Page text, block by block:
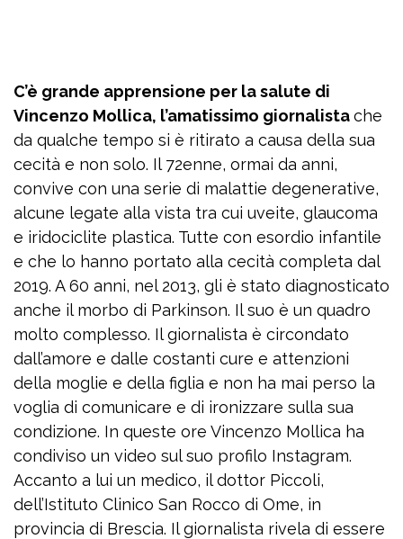
C’è grande apprensione per la salute di
Vincenzo Mollica, l’amatissimo giornalistache
da qualche tempo si è ritirato a causa della sua
cecità e non solo. Il 72enne, ormai da anni,
convive con una serie di malattie degenerative,
alcune legate alla vista tra cui uveite, glaucoma
e iridociclite plastica. Tutte con esordio infantile
e che lo hanno portato alla cecità completa dal
2019. A 60 anni, nel 2013, gli è stato diagnosticato
anche il morbo di Parkinson. Il suo è un quadro
molto complesso. Il giornalista è circondato
dall’amore e dalle costanti cure e attenzioni
della moglie e della figlia e non ha mai perso la
voglia di comunicare e di ironizzare sulla sua
condizione. In queste ore Vincenzo Mollica ha
condiviso un video sul suo profilo Instagram.
Accanto a lui un medico, il dottor Piccoli,
dell’Istituto Clinico San Rocco di Ome, in
provincia di Brescia. Il giornalista rivela di essere